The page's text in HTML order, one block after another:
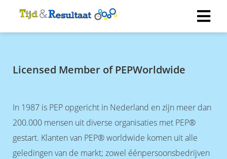
Licensed Member of PEPWorldwide
In 1987 is PEP opgericht in Nederland en zijn meer dan
200.000 mensen uit diverse organisaties met PEP®
gestart. Klanten van PEP® worldwide komen uit alle
geledingen van de markt; zowel éénpersoonsbedrijven